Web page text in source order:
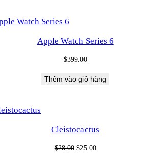
Apple Watch Series 6
$399.00
Thêm vào giỏ hàng
Cleistocactus
$28.00 Giá
$25.00Giá